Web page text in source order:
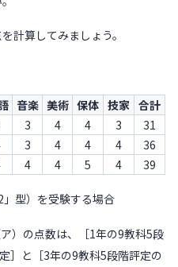
計算してみましょう。
音楽 美術 保体 技家 合計
3 4 4 3
31
3 4 4 4
36
4 4 5 4 39
型）を受験する場合
）の点数は、［1年の9教科5段
］と［3年の9教科5段階評定の